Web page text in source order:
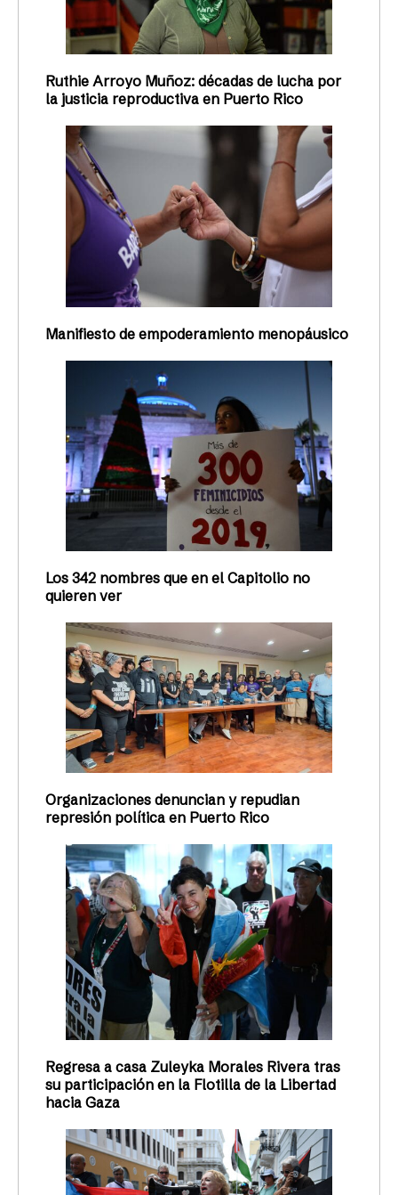
Ruthie Arroyo Muñoz: décadas de lucha por
la justicia reproductiva en Puerto Rico
Manifiesto de empoderamiento menopáusico
Los 342 nombres que en el Capitolio no
quieren ver
Organizaciones denuncian y repudian
represión política en Puerto Rico
Regresa a casa Zuleyka Morales Rivera tras
su participación en la Flotilla de la Libertad
hacia Gaza